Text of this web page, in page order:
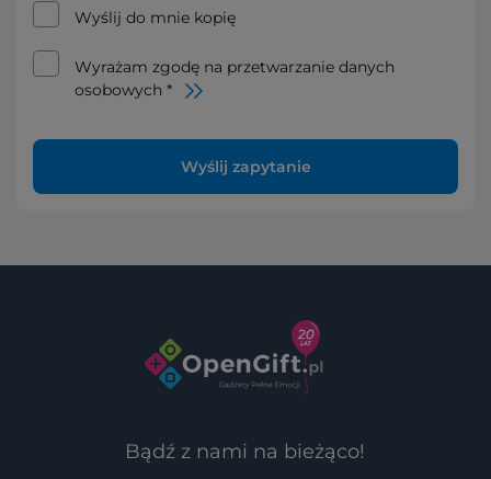
Wyślij do mnie kopię
Wyrażam zgodę na przetwarzanie danych
osobowych *
Wyślij zapytanie
Bądź z nami na bieżąco!